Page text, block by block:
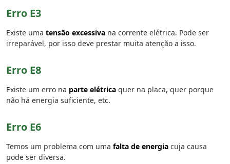
Erro E3
Existe uma tensão excessiva na corrente elétrica. Pode ser
irreparável, por isso deve prestar muita atenção a isso.
Erro E8
Existe um erro na parte elétrica quer na placa, quer porque
não há energia suficiente, etc.
Erro E6
Temos um problema com uma falta de energia cuja causa
pode ser diversa.